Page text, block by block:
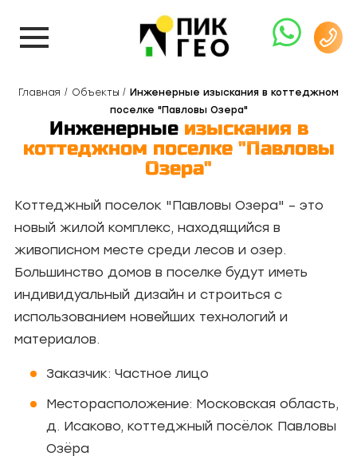
Главная Объекты
Инженерные изыскания в коттеджном
поселке "Павловы Озера"
Инженерные изыскания в
коттеджном поселке "Павловы
Озера"
Коттеджный поселок "Павловы Озера" – это
новый жилой комплекс, находящийся в
живописном месте среди лесов и озер.
Большинство домов в поселке будут иметь
индивидуальный дизайн и строиться с
использованием новейших технологий и
материалов.
Заказчик: Частное лицо
Месторасположение: Московская область,
д. Исаково, коттеджный посёлок Павловы
Озёра